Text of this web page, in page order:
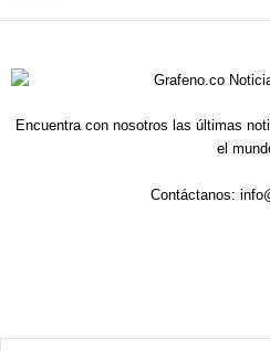
Encuentra con nosotros las últimas
el
Contáctanos: